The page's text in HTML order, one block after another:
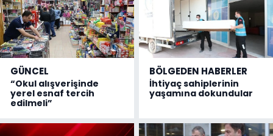
GÜNCEL
“Okul alışverişinde
yerel esnaf tercih
edilmeli”
BÖLGEDEN HABERLER
İhtiyaç sahiplerinin
yaşamına dokundular